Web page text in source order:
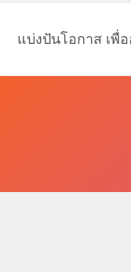
แบ่งปันโอกาส เพื่